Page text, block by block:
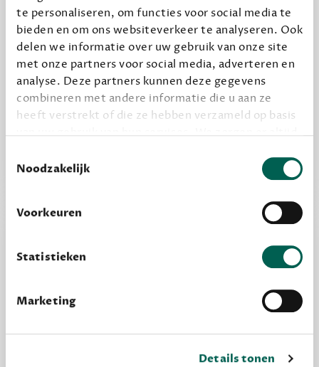
te personaliseren, om functies voor social media te
bieden en om ons websiteverkeer te analyseren. Ook
delen we informatie over uw gebruik van onze site
met onze partners voor social media, adverteren en
analyse. Deze partners kunnen deze gegevens
combineren met andere informatie die u aan ze
heeft verstrekt of die ze hebben verzameld op basis
grondslag gebeurt, en er niet onnodig data van je
wordt verwerkt. Gevoelige persoonsgegevens delen
Noodzakelijk
Voorkeuren
Statistieken
Marketing
Details tonen
Geef cadeau
Alles van Dewey Free
Word een bovengemiddelde lezer met 6 boeken
per jaar